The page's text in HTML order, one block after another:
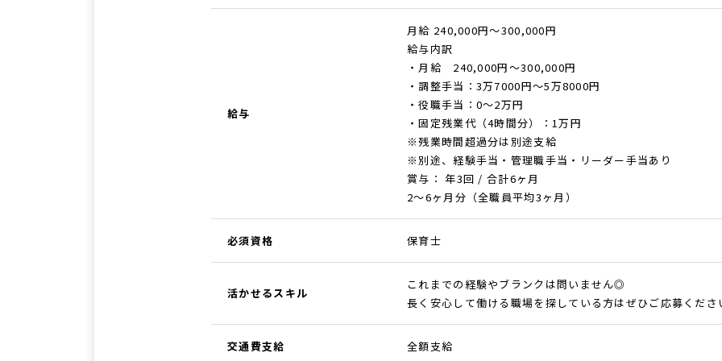
給与
月給 240,000円～300,000円
給与内訳
・月給 240,000円～300,000円
・調整手当：3万7000円～5万8000円
・役職手当：0～2万円
・固定残業代（4時間分）：1万円
※残業時間超過分は別途支給
※別途、経験手当・管理職手当・リーダー手当あり
賞与： 年3回 / 合計6ヶ月
2～6ヶ月分（全職員平均3ヶ月）
必須資格 保育士
活かせるスキル
これまでの経験やブランクは問いません◎
長く安心して働ける職場を探している方はぜひご応募くださ
交通費支給 全額支給